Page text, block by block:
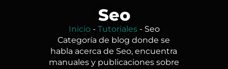
Seo
Inicio- Tutoriales- Seo
Categoría de blog donde se
habla acerca de Seo, encuentra
manuales y publicaciones sobre